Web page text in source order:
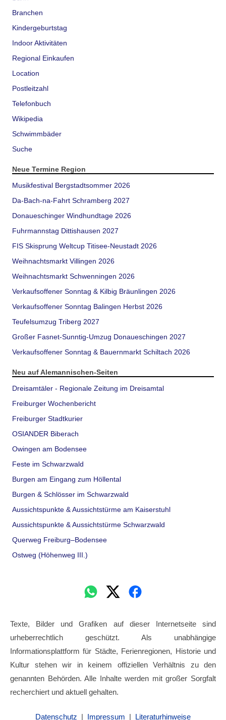
Branchen
Kindergeburtstag
Indoor Aktivitäten
Regional Einkaufen
Location
Postleitzahl
Telefonbuch
Wikipedia
Schwimmbäder
Suche
Neue Termine Region
Musikfestival Bergstadtsommer 2026
Da-Bach-na-Fahrt Schramberg 2027
Donaueschinger Windhundtage 2026
Fuhrmannstag Dittishausen 2027
FIS Skisprung Weltcup Titisee-Neustadt 2026
Weihnachtsmarkt Villingen 2026
Weihnachtsmarkt Schwenningen 2026
Verkaufsoffener Sonntag & Kilbig Bräunlingen 2026
Verkaufsoffener Sonntag Balingen Herbst 2026
Teufelsumzug Triberg 2027
Großer Fasnet-Sunntig-Umzug Donaueschingen 2027
Verkaufsoffener Sonntag & Bauernmarkt Schiltach 2026
Neu auf Alemannischen-Seiten
Dreisamtäler - Regionale Zeitung im Dreisamtal
Freiburger Wochenbericht
Freiburger Stadtkurier
OSIANDER Biberach
Owingen am Bodensee
Feste im Schwarzwald
Burgen am Eingang zum Höllental
Burgen & Schlösser im Schwarzwald
Aussichtspunkte & Aussichtstürme am Kaiserstuhl
Aussichtspunkte & Aussichtstürme Schwarzwald
Querweg Freiburg–Bodensee
Ostweg (Höhenweg III.)
Texte, Bilder und Grafiken auf dieser Internetseite sind
urheberrechtlich geschützt. Als unabhängige
Informationsplattform für Städte, Ferienregionen, Historie und
Kultur stehen wir in keinem offiziellen Verhältnis zu den
genannten Behörden. Alle Inhalte werden mit großer Sorgfalt
recherchiert und aktuell gehalten.
Datenschutz | Impressum | Literaturhinweise